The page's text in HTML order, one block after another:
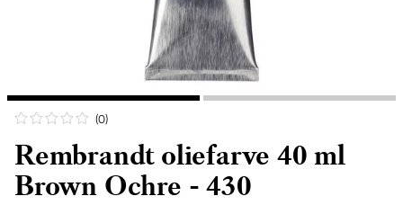
(0)
Rembrandt oliefarve 40 ml
Brown Ochre - 430